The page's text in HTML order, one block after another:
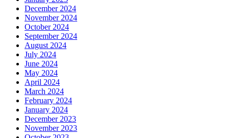
December 2024
November 2024
October 2024
September 2024
August 2024
July 2024
June 2024
May 2024
April 2024
March 2024
February 2024
January 2024
December 2023
November 2023